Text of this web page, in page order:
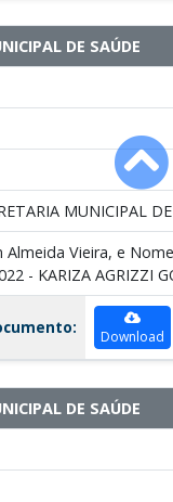
DE SAÚDE
MUNICIPAL
Almeida Vieira, e
- KARIZA AGRIZZI
Download
DE SAÚDE